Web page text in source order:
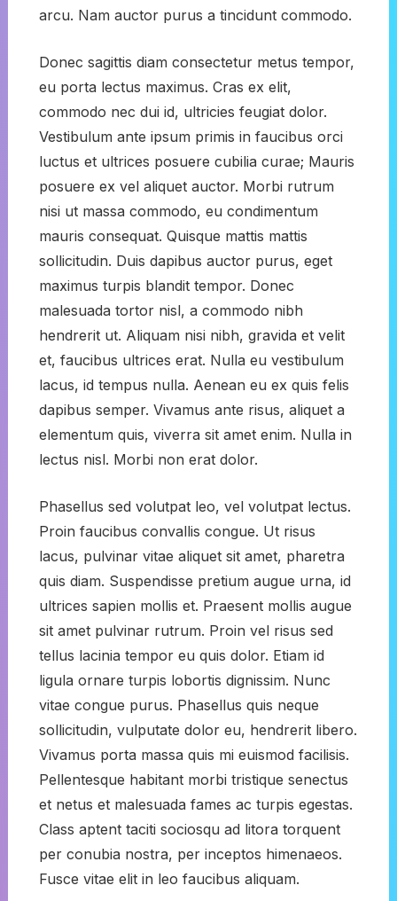
arcu. Nam auctor purus a tincidunt commodo.
Donec sagittis diam consectetur metus tempor,
eu porta lectus maximus. Cras ex elit,
commodo nec dui id, ultricies feugiat dolor.
Vestibulum ante ipsum primis in faucibus orci
luctus et ultrices posuere cubilia curae; Mauris
posuere ex vel aliquet auctor. Morbi rutrum
nisi ut massa commodo, eu condimentum
mauris consequat. Quisque mattis mattis
sollicitudin. Duis dapibus auctor purus, eget
maximus turpis blandit tempor. Donec
malesuada tortor nisl, a commodo nibh
hendrerit ut. Aliquam nisi nibh, gravida et velit
et, faucibus ultrices erat. Nulla eu vestibulum
lacus, id tempus nulla. Aenean eu ex quis felis
dapibus semper. Vivamus ante risus, aliquet a
elementum quis, viverra sit amet enim. Nulla in
lectus nisl. Morbi non erat dolor.
Phasellus sed volutpat leo, vel volutpat lectus.
Proin faucibus convallis congue. Ut risus
lacus, pulvinar vitae aliquet sit amet, pharetra
quis diam. Suspendisse pretium augue urna, id
ultrices sapien mollis et. Praesent mollis augue
sit amet pulvinar rutrum. Proin vel risus sed
tellus lacinia tempor eu quis dolor. Etiam id
ligula ornare turpis lobortis dignissim. Nunc
vitae congue purus. Phasellus quis neque
sollicitudin, vulputate dolor eu, hendrerit libero.
Vivamus porta massa quis mi euismod facilisis.
Pellentesque habitant morbi tristique senectus
et netus et malesuada fames ac turpis egestas.
Class aptent taciti sociosqu ad litora torquent
per conubia nostra, per inceptos himenaeos.
Fusce vitae elit in leo faucibus aliquam.